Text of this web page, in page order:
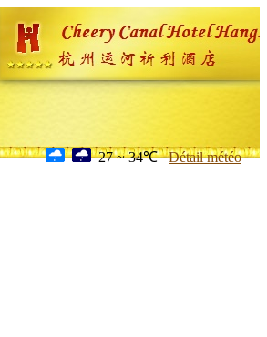
27 ~ 34℃ Détail météo